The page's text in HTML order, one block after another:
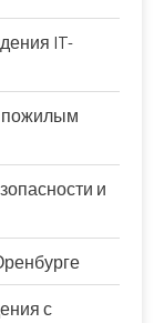
IT-
пожилым
и
с